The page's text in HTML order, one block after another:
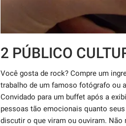
2 PÚBLICO
Você gosta de rock? Compre um
trabalho de um famoso fotógrafo ou
Convidado para um buffet após a
pessoas tão emocionais quanto
discutir o que viram ou ouviram.